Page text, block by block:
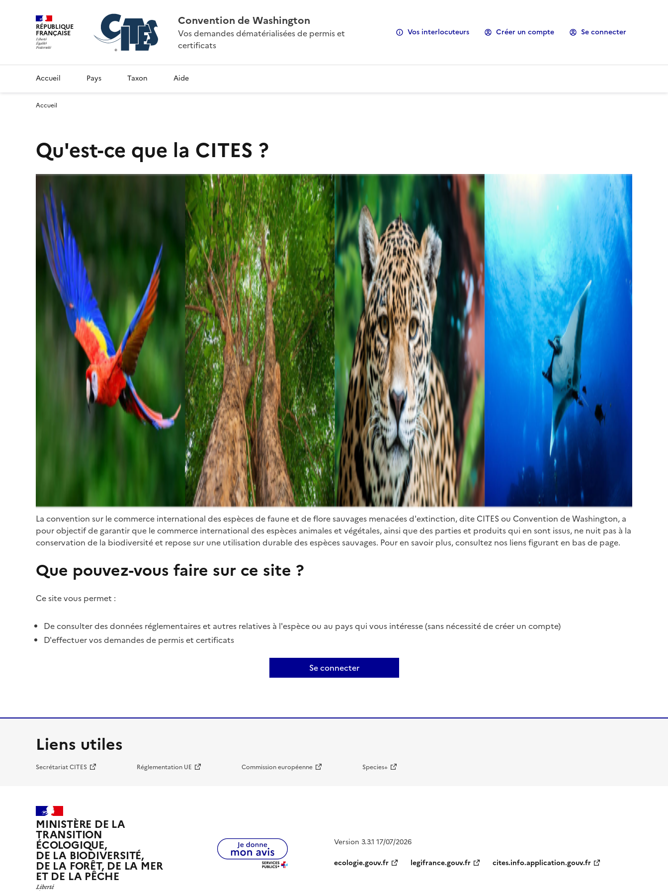
RÉPUBLIQUE
FRANÇAISE
Convention de Washington
Vos demandes dématérialisées de permis et
certificats
Vos interlocuteurs Créer un compte Se connecter
Accueil Pays Taxon Aide
Accueil
Qu'est-ce que la CITES ?
La convention sur le commerce international des espèces de faune et de flore sauvages menacées d'extinction, dite CITES ou Convention de Washington, a
pour objectif de garantir que le commerce international des espèces animales et végétales, ainsi que des parties et produits qui en sont issus, ne nuit pas à la
conservation de la biodiversité et repose sur une utilisation durable des espèces sauvages. Pour en savoir plus, consultez nos liens figurant en bas de page.
Que pouvez-vous faire sur ce site ?
Ce site vous permet :
De consulter des données réglementaires et autres relatives à l'espèce ou au pays qui vous intéresse (sans nécessité de créer un compte)
D'effectuer vos demandes de permis et certificats
Se connecter
Liens utiles
Secrétariat CITES Réglementation UE Commission européenne Species+
MINISTÈRE DE LA
TRANSITION
ÉCOLOGIQUE,
DE LA BIODIVERSITÉ,
DE LA FORÊT, DE LA MER
ET DE LA PÊCHE
Version 3.3.1 17/07/2026
ecologie.gouv.fr
legifrance.gouv.fr cites.info.application.gouv.fr